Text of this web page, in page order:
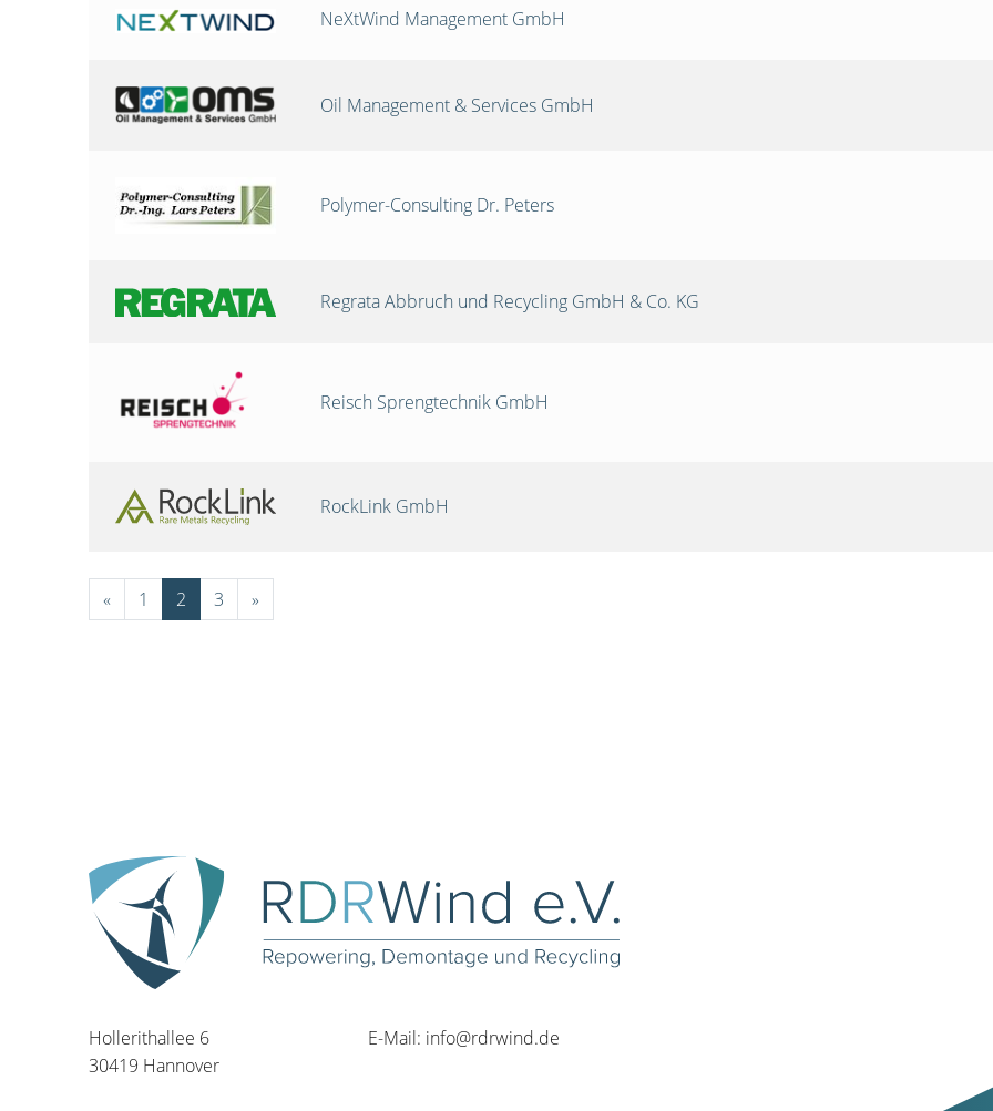
NeXtWind Management GmbH
Oil Management & Services GmbH
Polymer-Consulting Dr. Peters
Regrata Abbruch und Recycling GmbH & Co. KG
Reisch Sprengtechnik GmbH
RockLink GmbH
« 1 2 3 »
Hollerithallee 6
30419 Hannover
E-Mail: info@rdrwind.de